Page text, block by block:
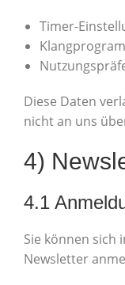
Timer-
Diese Daten
nicht an uns
4)
4.1
Sie können sich
Newsletter